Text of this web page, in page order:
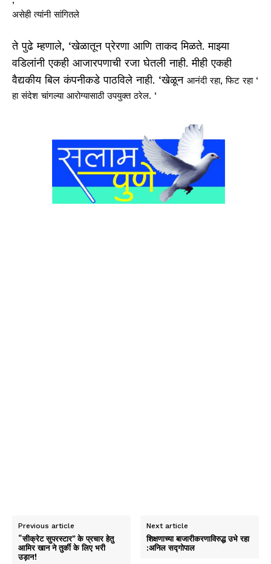
असेही त्यांनी सांगितले
ते पुढे म्हणाले, ‘खेळातून प्रेरणा आणि ताकद मिळते. माझ्या
वडिलांनी एकही आजारपणाची रजा घेतली नाही. मीही एकही
वैद्यकीय बिल कंपनीकडे पाठविले नाही. ‘खेळून आनंदी रहा, फिट रहा ‘
हा संदेश चांगल्या आरोग्यासाठी उपयुक्त ठरेल. ‘
Previous article
“सीक्रेट सुपरस्टार” के प्रचार हेतु
आमिर खान ने तुर्की के लिए भरी
उड़ान!
Next article
शिक्षणाच्या बाजारीकरणाविरुद्ध उभे रहा
:अनिल सद्गोपाल